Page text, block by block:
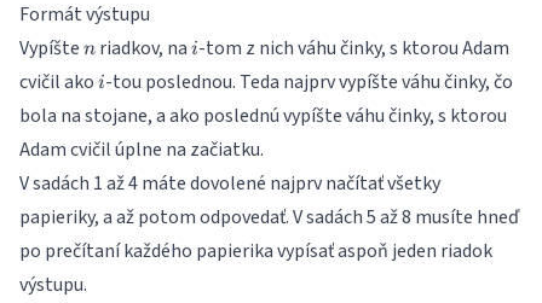
n
\leq
Formát výstupu
Vypíšte n
n riadkov, na i
i-tom z nich váhu činky, s ktorou Adam
cvičil ako i
i-tou poslednou. Teda najprv vypíšte váhu činky, čo
bola na stojane, a ako poslednú vypíšte váhu činky, s ktorou
Adam cvičil úplne na začiatku.
V sadách 1 až 4 máte dovolené najprv načítať všetky
papieriky, a až potom odpovedať. V sadách 5 až 8 musíte hneď
po prečítaní každého papierika vypísať aspoň jeden riadok
výstupu.